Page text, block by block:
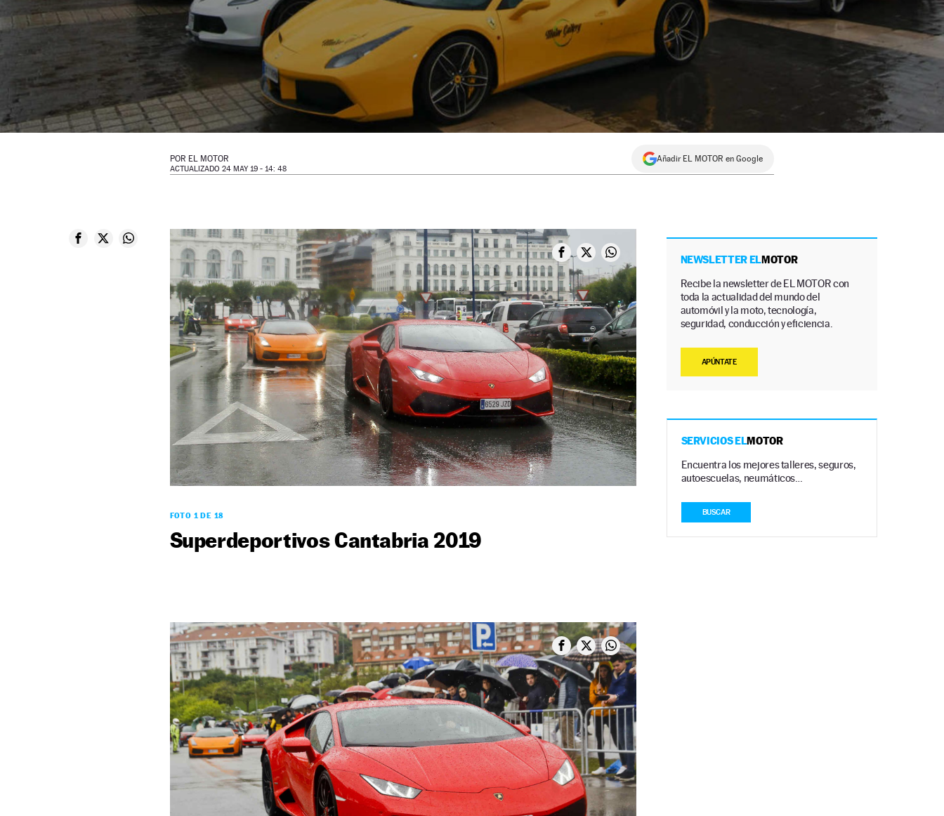
POR EL MOTOR
ACTUALIZADO 24 MAY 19 - 14: 48
Añadir EL MOTOR en Google
FOTO 1 DE 18
Superdeportivos Cantabria 2019
NEWSLETTER ELMOTOR
Recibe la newsletter de EL MOTOR con
toda la actualidad del mundo del
automóvil y la moto, tecnología,
seguridad, conducción y eficiencia.
APÚNTATE
SERVICIOS ELMOTOR
Encuentra los mejores talleres, seguros,
autoescuelas, neumáticos…
BUSCAR